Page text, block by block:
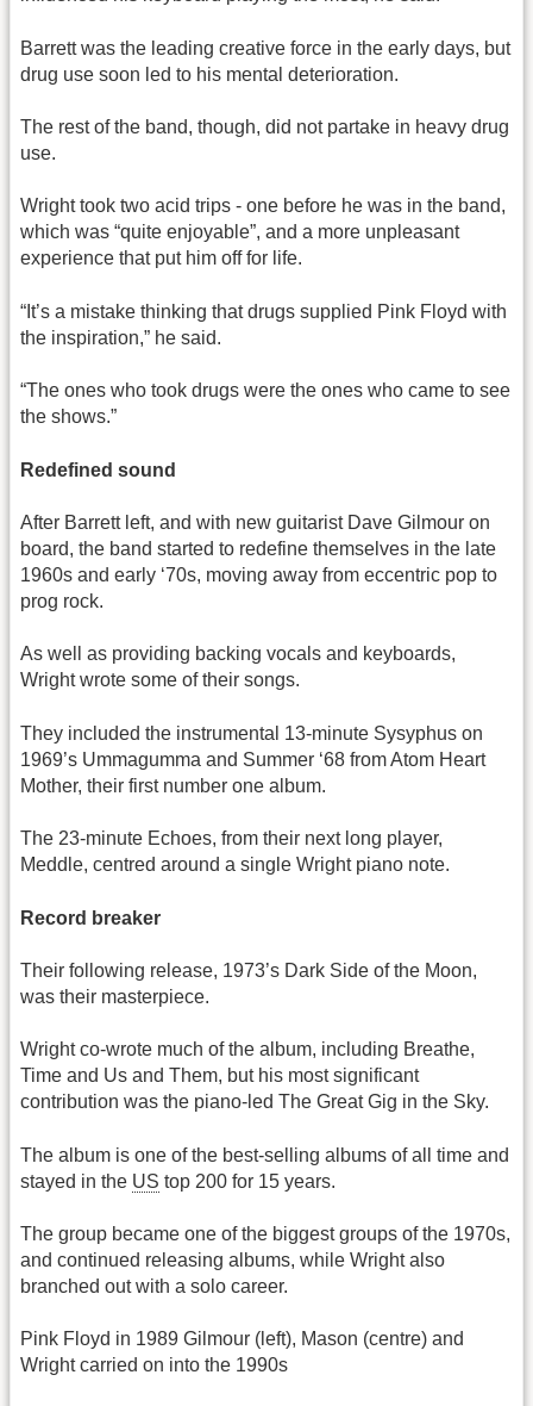
Barrett was the leading creative force in the early days, but
drug use soon led to his mental deterioration.
The rest of the band, though, did not partake in heavy drug
use.
Wright took two acid trips - one before he was in the band,
which was “quite enjoyable”, and a more unpleasant
experience that put him off for life.
“It’s a mistake thinking that drugs supplied Pink Floyd with
the inspiration,” he said.
“The ones who took drugs were the ones who came to see
the shows.”
Redefined sound
After Barrett left, and with new guitarist Dave Gilmour on
board, the band started to redefine themselves in the late
1960s and early ‘70s, moving away from eccentric pop to
prog rock.
As well as providing backing vocals and keyboards,
Wright wrote some of their songs.
They included the instrumental 13-minute Sysyphus on
1969’s Ummagumma and Summer ‘68 from Atom Heart
Mother, their first number one album.
The 23-minute Echoes, from their next long player,
Meddle, centred around a single Wright piano note.
Record breaker
Their following release, 1973’s Dark Side of the Moon,
was their masterpiece.
Wright co-wrote much of the album, including Breathe,
Time and Us and Them, but his most significant
contribution was the piano-led The Great Gig in the Sky.
The album is one of the best-selling albums of all time and
stayed in the US top 200 for 15 years.
The group became one of the biggest groups of the 1970s,
and continued releasing albums, while Wright also
branched out with a solo career.
Pink Floyd in 1989 Gilmour (left), Mason (centre) and
Wright carried on into the 1990s